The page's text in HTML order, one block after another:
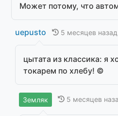
Может потому, что
uepusto 5 месяцев назад
цытата из классика: я
токарем по хлебу! ©
Земляк 5 месяцев